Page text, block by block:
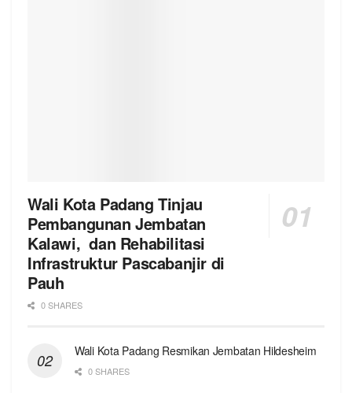
Wali Kota Padang Tinjau
Pembangunan Jembatan
Kalawi, dan Rehabilitasi
Infrastruktur Pascabanjir di
Pauh
0 SHARES
Wali Kota Padang Resmikan Jembatan Hildesheim
0 SHARES